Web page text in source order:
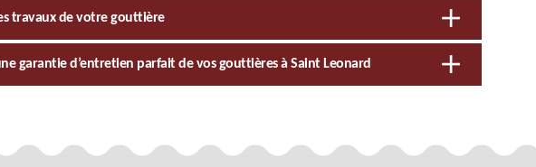
travaux de votre gouttière
garantie d’entretien parfait de vos gouttières à Saint Leonard